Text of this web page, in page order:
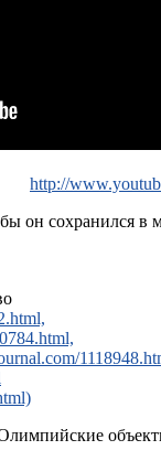
http://
он сохранился в
Олимпийские